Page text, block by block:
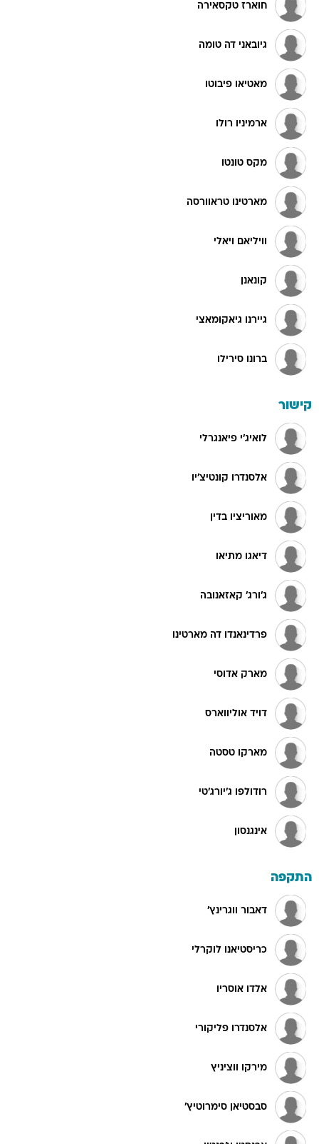
חוארז טקסאירה
גיובאני דה טומה
מאטיאו פיבוטו
ארמיניו רולו
מקס טונטו
מארטינו טראוורסה
וויליאם ויאלי
קונאנן
גיירנו גיאקומאצי
ברונו סירילו
קישור
לואיג'י פיאנגרלי
אלסנדרו קונטיצ'יו
מאוריציו בדין
דיאגו מתיאו
ג'ורג' קאזאנובה
פרדינאנדו דה מארטינו
מארק אדוסי
דויד אוליווארס
מארקו טסטה
רודולפו ג'יורג'טי
אינגנסון
התקפה
דאבור ווגרינץ'
כריסטיאנו לוקרלי
אלדו אוסריו
אלסנדרו פליקורי
מירקו ווציניץ
סבסטיאן סימרוטיץ'